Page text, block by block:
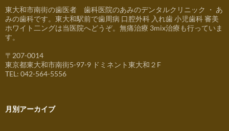
東大和市南街の歯医者 歯科医院のあみのデンタルクリニック ・ あ
みの歯科です。東大和駅前で歯周病 口腔外科 入れ歯 小児歯科 審美
ホワイト二ングは当医院へどうぞ。無痛治療 3mix治療も行っていま
す。
〒207-0014
東京都東大和市南街5-97-9 ドミネント東大和２F
TEL: 042-564-5556
月別アーカイブ